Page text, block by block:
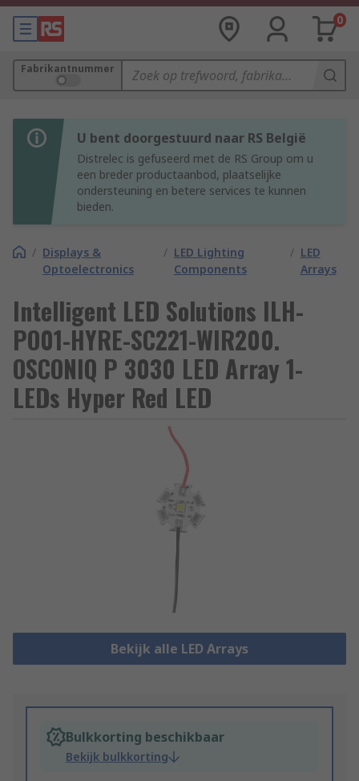
0
Fabrikantnummer
U bent doorgestuurd naar RS België
Distrelec is gefuseerd met de RS Group om u
een breder productaanbod, plaatselijke
ondersteuning en betere services te kunnen
bieden.
/ Displays &
Optoelectronics
/ LED Lighting
Components
/ LED
Arrays
Intelligent LED Solutions ILH-
PO01-HYRE-SC221-WIR200.
OSCONIQ P 3030 LED Array 1-
LEDs Hyper Red LED
Bekijk alle LED Arrays
Bulkkorting beschikbaar
Bekijk bulkkorting